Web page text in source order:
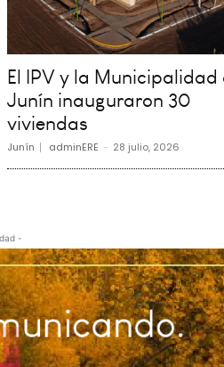
El IPV y la Municipalidad
Junín inauguraron 30
viviendas
Junín adminERE - 28 julio, 2026
-